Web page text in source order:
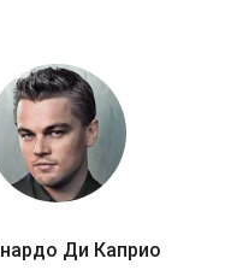
Ди Каприо